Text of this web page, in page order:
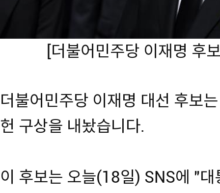
[더불어민주당 이재명 후
더불어민주당 이재명 대선 후보
헌 구상을 내놨습니다.
이 후보는 오늘(18일) SNS에 "